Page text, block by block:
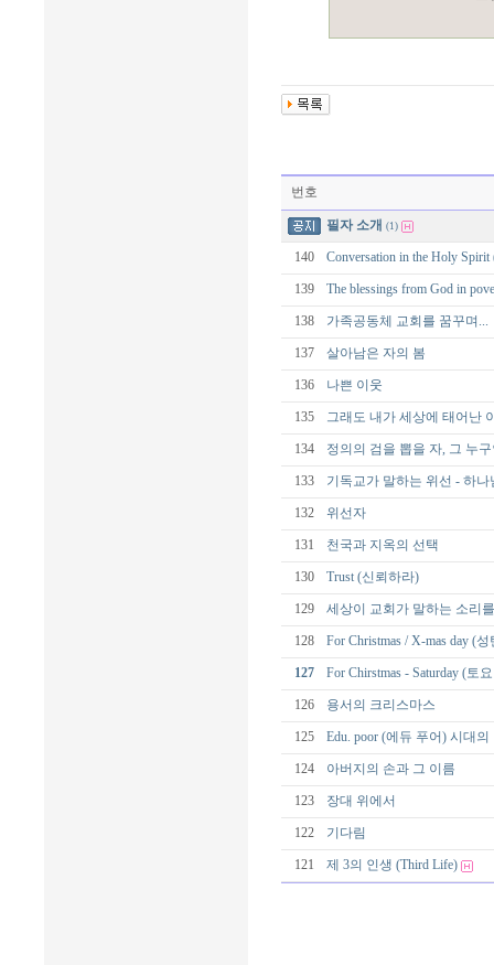
번호
필자 소개 (1)
140 Conversation in the Holy
139 The blessings from God in
138 가족공동체 교회를 꿈꾸며...
137 살아남은 자의 봄
136 나쁜 이웃
135 그래도 내가 세상에 태어난
134 정의의 검을 뽑을 자, 그 누구
133 기독교가 말하는 위선 - 하
132 위선자
131 천국과 지옥의 선택
130 Trust (신뢰하라)
129 세상이 교회가 말하는 소리
128 For Christmas / X-mas day (
127 For Chirstmas - Saturday (토
126 용서의 크리스마스
125 Edu. poor (에듀 푸어) 시대
124 아버지의 손과 그 이름
123 장대 위에서
122 기다림
121 제 3의 인생 (Third Life)